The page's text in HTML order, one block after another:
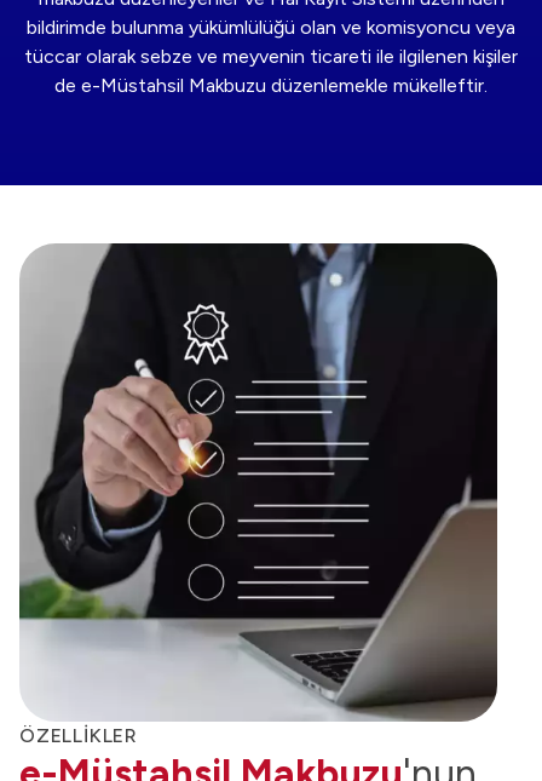
bildirimde bulunma yükümlülüğü olan ve komisyoncu veya
tüccar olarak sebze ve meyvenin ticareti ile ilgilenen kişiler
de e-Müstahsil Makbuzu düzenlemekle mükelleftir.
ÖZELLİKLER